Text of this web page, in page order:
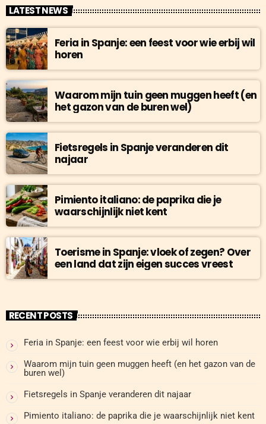
LATEST NEWS
Feria in Spanje: een feest voor wie erbij wil
horen
Waarom mijn tuin geen muggen heeft (en
het gazon van de buren wel)
Fietsregels in Spanje veranderen dit
najaar
Pimiento italiano: de paprika die je
waarschijnlijk niet kent
Toerisme in Spanje: vloek of zegen? Over
een land dat zijn eigen succes vreest
RECENT POSTS
Feria in Spanje: een feest voor wie erbij wil horen
Waarom mijn tuin geen muggen heeft (en het gazon van de
buren wel)
Fietsregels in Spanje veranderen dit najaar
Pimiento italiano: de paprika die je waarschijnlijk niet kent